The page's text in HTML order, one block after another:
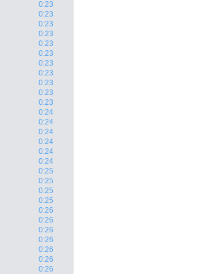
0:23
0:23
0:23
0:23
0:23
0:23
0:23
0:23
0:23
0:23
0:23
0:24
0:24
0:24
0:24
0:24
0:24
0:25
0:25
0:25
0:25
0:26
0:26
0:26
0:26
0:26
0:26
0:26